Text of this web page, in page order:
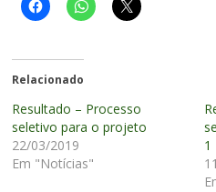
Relacionado
Resultado – Processo
seletivo para o projeto
22/03/2019
Em "Notícias"
1